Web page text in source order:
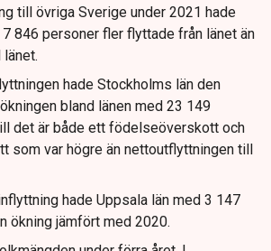
till övriga Sverige under 2021 hade
846 personer fler flyttade från länet än
hade Stockholms län den
bland länen med 23 149
det är både ett födelseöverskott och
som var högre än nettoutflyttningen till
hade Uppsala län med 3 147
ökning jämfört med 2020.